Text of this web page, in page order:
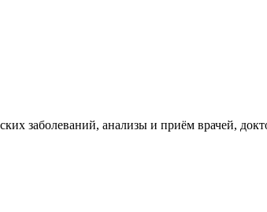
заболеваний, анализы и приём врачей,